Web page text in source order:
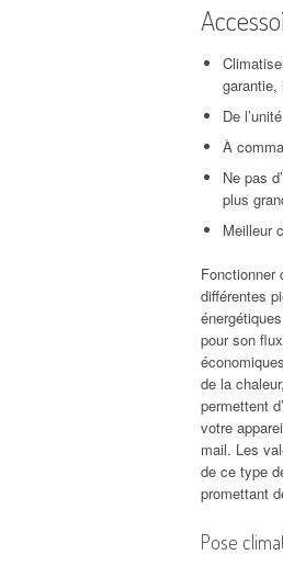
garantie,
De
À
Ne pas
plus
Meilleur
Fonctionner
différentes
pour son
de la
permettent
votre
mail. Les
de ce type
promettant
Pose